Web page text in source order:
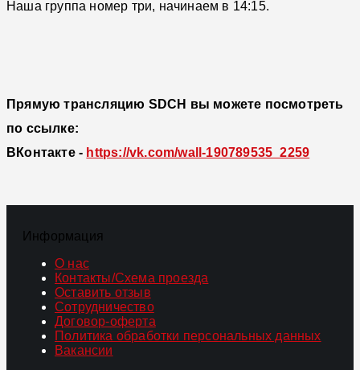
Наша группа номер три, начинаем в 14:15.
Прямую трансляцию SDCH вы можете посмотреть
по ссылке:
ВКонтакте - https://vk.com/wall-190789535_2259
Информация
О нас
Контакты/Схема проезда
Оставить отзыв
Сотрудничество
Договор-оферта
Политика обработки персональных данных
Вакансии